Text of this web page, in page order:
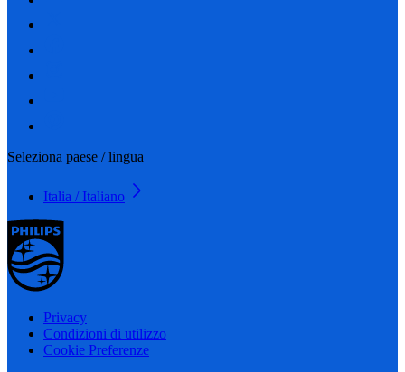
Seleziona paese / lingua
Italia / Italiano
Privacy
Condizioni di utilizzo
Cookie Preferenze